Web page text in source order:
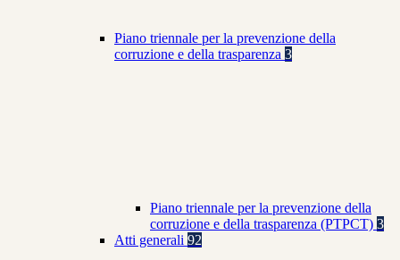
Piano triennale per la prevenzione della
corruzione e della trasparenza 3
Piano triennale per la prevenzione della
corruzione e della trasparenza (PTPCT) 3
Atti generali 92